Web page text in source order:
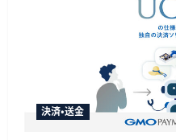
決済・送金